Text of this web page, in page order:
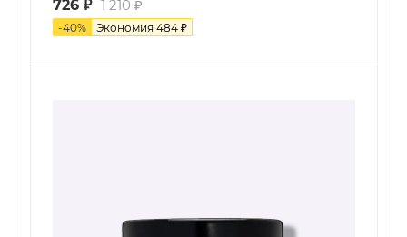
726 ₽ 1 210 ₽
-40% Экономия 484 ₽